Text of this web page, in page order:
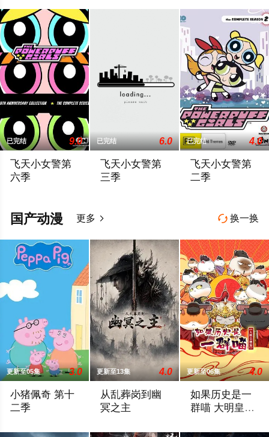
已完结 9.0
飞天小女警第
六季
已完结 6.0
飞天小女警第
三季
已完结 4.0
飞天小女警第
二季
 换一换
国产动漫 更多 
更新至05集 3.0
小猪佩奇 第十
二季
更新至13集 4.0
从乱葬岗到幽
冥之主
更新至06集 4.0
如果历史是一
群喵 大明皇朝